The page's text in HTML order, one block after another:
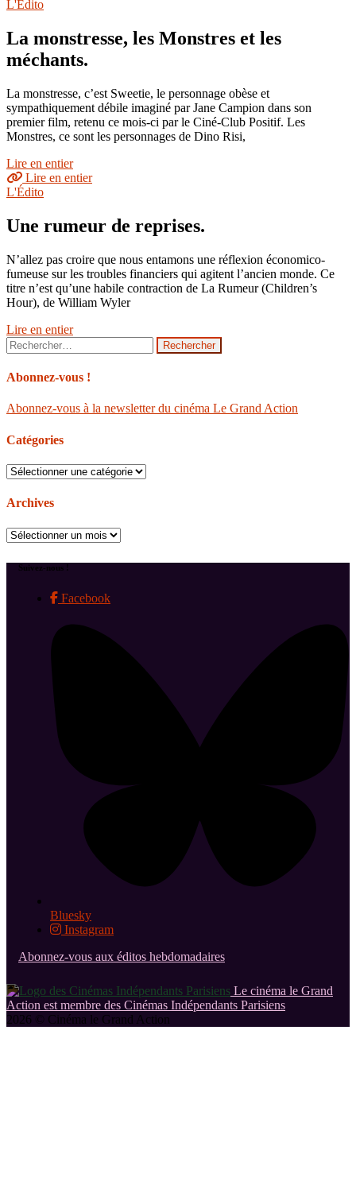
L'Édito
La monstresse, les Monstres et les
méchants.
La monstresse, c’est Sweetie, le personnage obèse et
sympathiquement débile imaginé par Jane Campion dans son
premier film, retenu ce mois-ci par le Ciné-Club Positif. Les
Monstres, ce sont les personnages de Dino Risi,
Lire en entier
Lire en entier
L'Édito
Une rumeur de reprises.
N’allez pas croire que nous entamons une réflexion économico-
fumeuse sur les troubles financiers qui agitent l’ancien monde. Ce
titre n’est qu’une habile contraction de La Rumeur (Children’s
Hour), de William Wyler
Lire en entier
Rechercher :
Abonnez-vous !
Abonnez-vous à la newsletter du cinéma Le Grand Action
Catégories
Catégories
Archives
Archives
Suivez-nous !
Facebook
Bluesky
Instagram
Abonnez-vous aux éditos hebdomadaires
Le cinéma le Grand
Action est membre des Cinémas Indépendants Parisiens
2026 © Cinéma le Grand Action